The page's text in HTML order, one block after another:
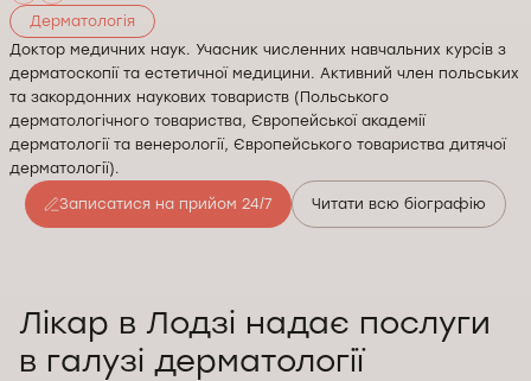
Дерматологія
Доктор медичних наук. Учасник численних навчальних курсів з
дерматоскопії та естетичної медицини. Активний член польських
та закордонних наукових товариств (Польського
дерматологічного товариства, Європейської академії
дерматології та венерології, Європейського товариства дитячої
дерматології).
Записатися на прийом 24/7 Читати всю біографію
Лікар в Лодзі надає послуги
в галузі дерматології